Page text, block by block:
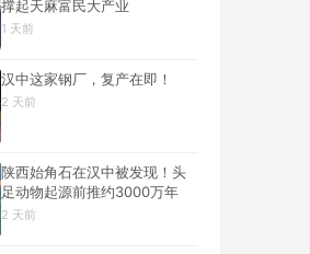
撑起天麻富民大产业
1 天前
汉中这家钢厂，复产在即！
2 天前
陕西始角石在汉中被发现！头
足动物起源前推约3000万年
2 天前